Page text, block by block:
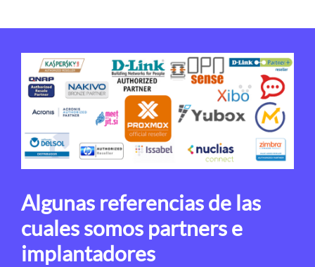
Algunas referencias de las
cuales somos partners e
implantadores